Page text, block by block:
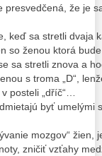
že je
keď sa stretli dvaja
ženou ktorá bude
sa stretli znova a
s troma „D“,
posteli „dříč“…
byť umelými
mozgov“ žien,
zničiť vzťahy